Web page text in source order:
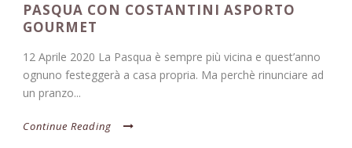
PASQUA CON COSTANTINI ASPORTO
GOURMET
12 Aprile 2020 La Pasqua è sempre più vicina e quest’anno
ognuno festeggerà a casa propria. Ma perchè rinunciare ad
un pranzo...
Continue Reading